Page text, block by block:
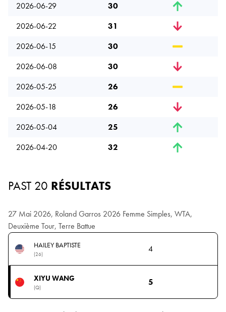
2026-06-29
30
2026-06-22
31
2026-06-15
30
2026-06-08
30
2026-05-25
26
2026-05-18
26
2026-05-04
25
2026-04-20
32
PAST 20 RÉSULTATS
27 Mai 2026, Roland Garros 2026 Femme Simples, WTA,
Deuxième Tour, Terre Battue
HAILEY BAPTISTE
(26)
4
XIYU WANG
(Q)
5